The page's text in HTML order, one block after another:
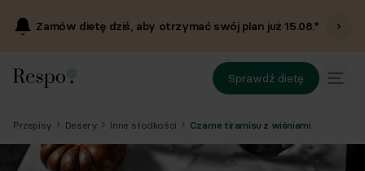
Zamów dietę dziś, aby otrzymać swój plan już15.08.*
Sprawdź dietę
Przepisy Desery Inne słodkości Czarne tiramisu z wiśniami